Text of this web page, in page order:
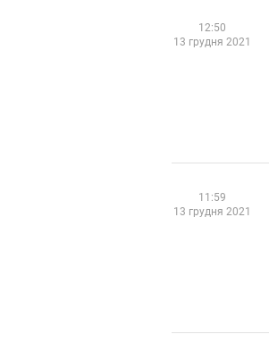
12:50
13 грудня 2021
11:59
13 грудня 2021